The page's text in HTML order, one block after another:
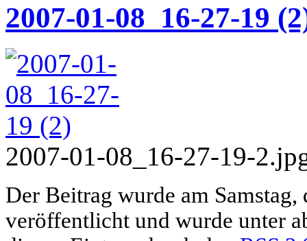
2007-01-08_16-27-19
2007-01-08_16-27-19-
Der Beitrag wurde am
veröffentlicht und wurde unter